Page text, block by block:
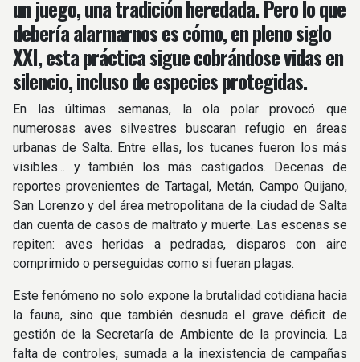
un juego, una tradición heredada. Pero lo que
debería alarmarnos es cómo, en pleno siglo
XXI, esta práctica sigue cobrándose vidas en
silencio, incluso de especies protegidas.
En las últimas semanas, la ola polar provocó que
numerosas aves silvestres buscaran refugio en áreas
urbanas de Salta. Entre ellas, los tucanes fueron los más
visibles... y también los más castigados. Decenas de
reportes provenientes de Tartagal, Metán, Campo Quijano,
San Lorenzo y del área metropolitana de la ciudad de Salta
dan cuenta de casos de maltrato y muerte. Las escenas se
repiten: aves heridas a pedradas, disparos con aire
comprimido o perseguidas como si fueran plagas.
Este fenómeno no solo expone la brutalidad cotidiana hacia
la fauna, sino que también desnuda el grave déficit de
gestión de la Secretaría de Ambiente de la provincia. La
falta de controles, sumada a la inexistencia de campañas